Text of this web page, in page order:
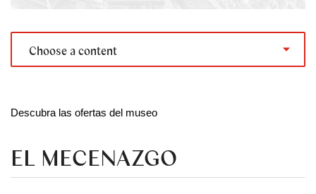
Choose a content
Descubra las ofertas del museo
EL MECENAZGO